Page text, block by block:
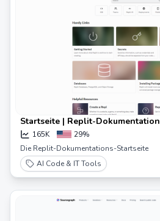
Startseite | Replit-Dokumentation
165K 29%
Die Replit-Dokumentations-Startseite
AI Code & IT Tools